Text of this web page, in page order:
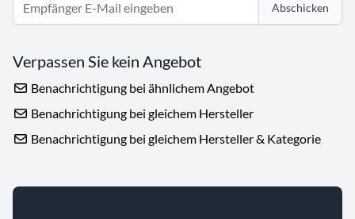
Abschicken
Verpassen Sie kein Angebot
Benachrichtigung bei ähnlichem Angebot
Benachrichtigung bei gleichem Hersteller
Benachrichtigung bei gleichem Hersteller & Kategorie